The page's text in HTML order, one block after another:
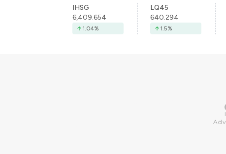
IHSG
6,409.654
1.04%
LQ45
640.294
1.5%